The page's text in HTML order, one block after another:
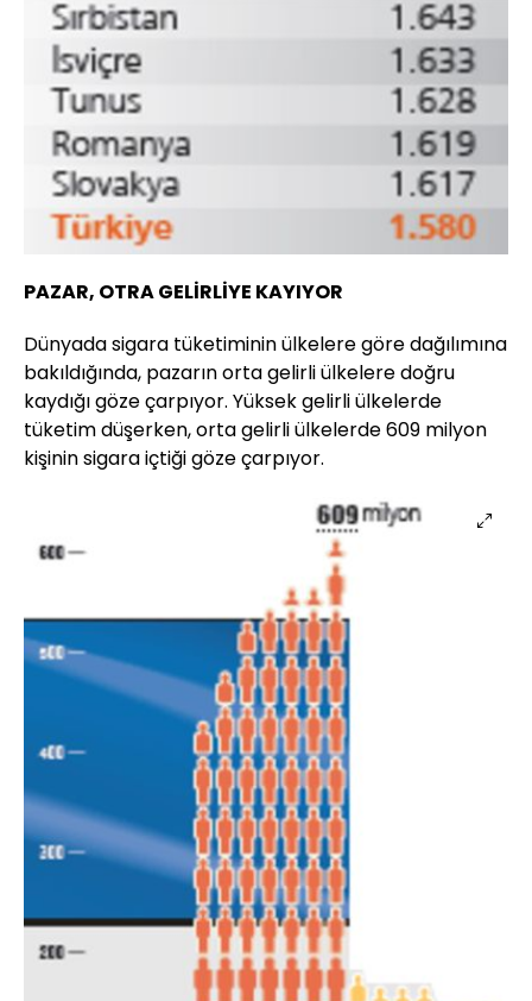
PAZAR, OTRA GELİRLİYE KAYIYOR
Dünyada sigara tüketiminin ülkelere göre dağılımına
bakıldığında, pazarın orta gelirli ülkelere doğru
kaydığı göze çarpıyor. Yüksek gelirli ülkelerde
tüketim düşerken, orta gelirli ülkelerde 609 milyon
kişinin sigara içtiği göze çarpıyor.